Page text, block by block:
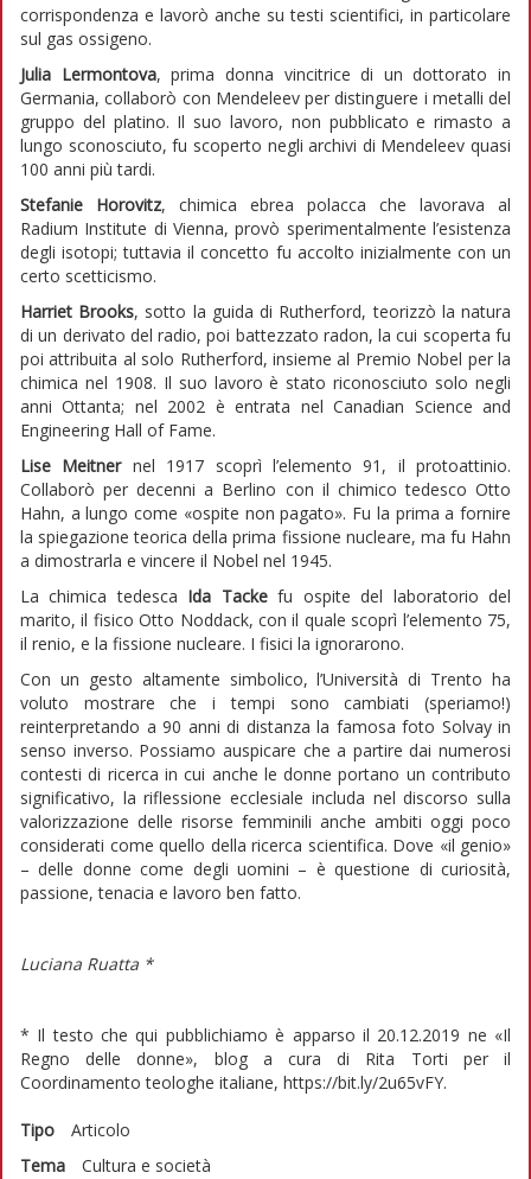
corrispondenza e lavorò anche su testi scientifici, in particolare
sul gas ossigeno.
Julia Lermontova, prima donna vincitrice di un dottorato in
Germania, collaborò con Mendeleev per distinguere i metalli del
gruppo del platino. Il suo lavoro, non pubblicato e rimasto a
lungo sconosciuto, fu scoperto negli archivi di Mendeleev quasi
100 anni più tardi.
Stefanie Horovitz, chimica ebrea polacca che lavorava al
Radium Institute di Vienna, provò sperimentalmente l’esistenza
degli isotopi; tuttavia il concetto fu accolto inizialmente con un
certo scetticismo.
Harriet Brooks, sotto la guida di Rutherford, teorizzò la natura
di un derivato del radio, poi battezzato radon, la cui scoperta fu
poi attribuita al solo Rutherford, insieme al Premio Nobel per la
chimica nel 1908. Il suo lavoro è stato riconosciuto solo negli
anni Ottanta; nel 2002 è entrata nel Canadian Science and
Engineering Hall of Fame.
Lise Meitnernel 1917 scoprì l’elemento 91, il protoattinio.
Collaborò per decenni a Berlino con il chimico tedesco Otto
Hahn, a lungo come «ospite non pagato». Fu la prima a fornire
la spiegazione teorica della prima fissione nucleare, ma fu Hahn
a dimostrarla e vincere il Nobel nel 1945.
La chimica tedesca Ida Tackefu ospite del laboratorio del
marito, il fisico Otto Noddack, con il quale scoprì l’elemento 75,
il renio, e la fissione nucleare. I fisici la ignorarono.
Con un gesto altamente simbolico, l’Università di Trento ha
voluto mostrare che i tempi sono cambiati (speriamo!)
reinterpretando a 90 anni di distanza la famosa foto Solvay in
senso inverso. Possiamo auspicare che a partire dai numerosi
contesti di ricerca in cui anche le donne portano un contributo
significativo, la riflessione ecclesiale includa nel discorso sulla
valorizzazione delle risorse femminili anche ambiti oggi poco
considerati come quello della ricerca scientifica. Dove «il genio»
– delle donne come degli uomini – è questione di curiosità,
passione, tenacia e lavoro ben fatto.
Luciana Ruatta *
* Il testo che qui pubblichiamo è apparso il 20.12.2019 ne «Il
Regno delle donne», blog a cura di Rita Torti per il
Coordinamento teologhe italiane, https://bit.ly/2u65vFY.
Tipo
Articolo
Tema
Cultura e società